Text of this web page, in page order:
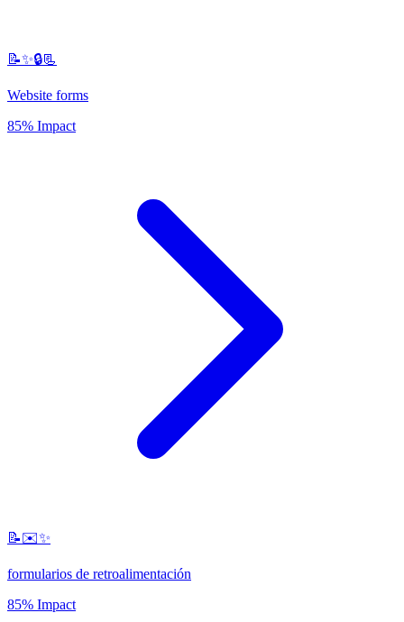
📝✨🔒📃
Website forms
85% Impact
📝✉️✨
formularios de retroalimentación
85% Impact